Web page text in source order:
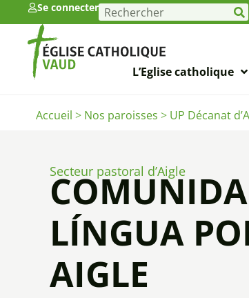
Se connecter
L’Eglise catholique
Accueil > Nos paroisses > UP Décanat
Secteur pastoral d’Aigle
LÍNGUA
AIGLE